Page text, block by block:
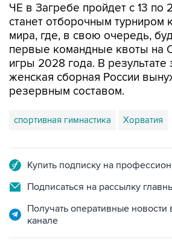
ЧЕ в Загребе пройдет с 13 по
станет отборочным турниром
мира, где, в свою очередь,
первые командные квоты на
игры 2028 года. В результате
женская сборная России
резервным составом.
спортивная гимнастика Хорватия
Купить подписку на
Подписаться на рассылку
Получать оперативные
канале